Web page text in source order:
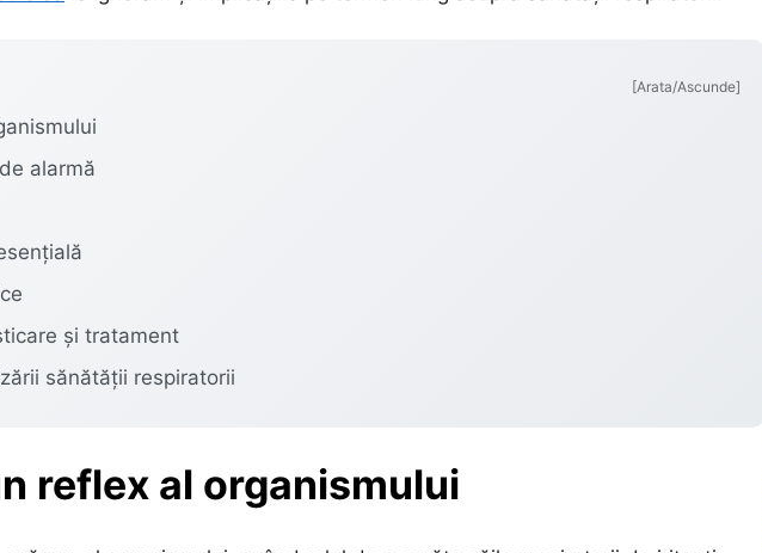
[Arata/Ascunde]
alarmă
și tratament
sănătății respiratorii
reflex al organismului